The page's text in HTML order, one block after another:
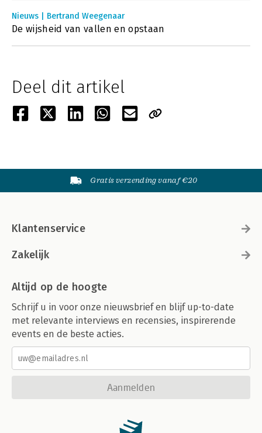
Nieuws | Bertrand Weegenaar
De wijsheid van vallen en opstaan
Deel dit artikel
Gratis verzending vanaf €20
Klantenservice
Zakelijk
Altijd op de hoogte
Schrijf u in voor onze nieuwsbrief en blijf up-to-date
met relevante interviews en recensies, inspirerende
events en de beste acties.
Aanmelden